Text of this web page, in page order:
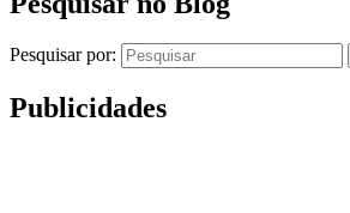
Pesquisar por:
Publicidades